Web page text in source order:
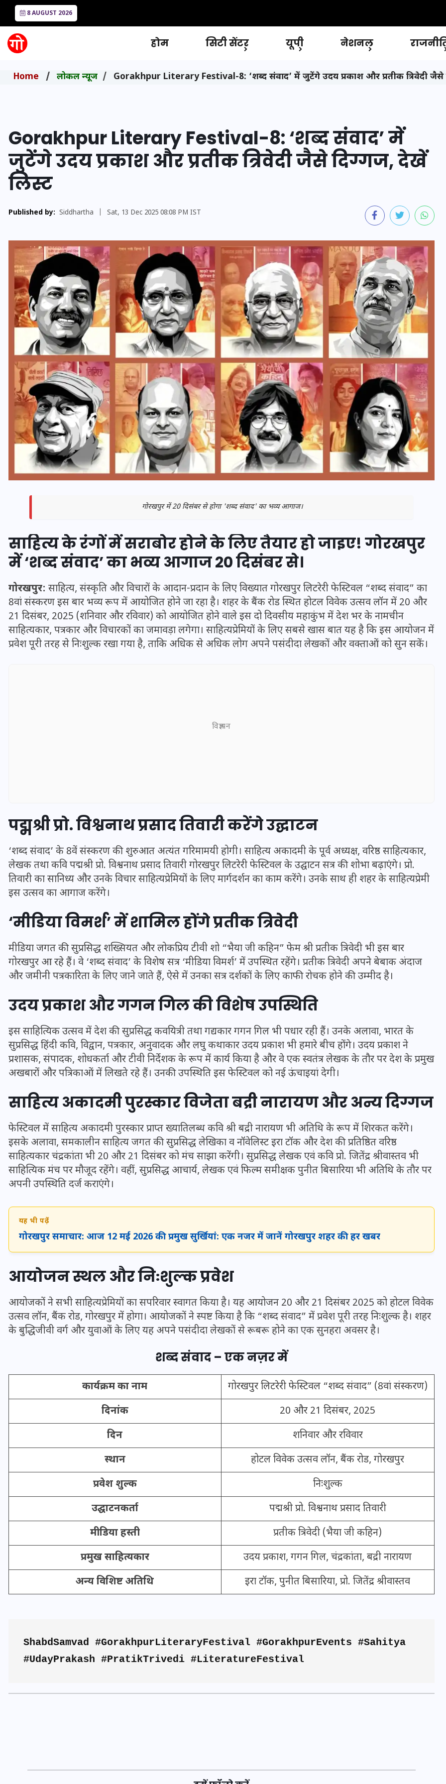
8 AUGUST 2026
होम सिटी सेंटर यूपी नेशनल
Home लोकल न्यूज Gorakhpur Literary Festival-8: ‘शब्द संवाद’ में जुटेंगे उदय प्रकाश और प्रतीक त्रिवेदी जैसे
Gorakhpur Literary Festival-8: ‘शब्द संवाद’ में
जुटेंगे उदय प्रकाश और प्रतीक त्रिवेदी जैसे दिग्गज, देखें
लिस्ट
Published by: Siddhartha Sat, 13 Dec 2025 08:08 PM IST
गोरखपुर में 20 दिसंबर से होगा 'शब्द संवाद' का भव्य आगाज।
साहित्य के रंगों में सराबोर होने के लिए तैयार हो जाइए! गोरखपुर
में ‘शब्द संवाद’ का भव्य आगाज 20 दिसंबर से।
गोरखपुर: साहित्य, संस्कृति और विचारों के आदान-प्रदान के लिए विख्यात गोरखपुर लिटरेरी फेस्टिवल “शब्द संवाद” का
8वां संस्करण इस बार भव्य रूप में आयोजित होने जा रहा है। शहर के बैंक रोड स्थित होटल विवेक उत्सव लॉन में 20 और
21 दिसंबर, 2025 (शनिवार और रविवार) को आयोजित होने वाले इस दो दिवसीय महाकुंभ में देश भर के नामचीन
साहित्यकार, पत्रकार और विचारकों का जमावड़ा लगेगा। साहित्यप्रेमियों के लिए सबसे खास बात यह है कि इस आयोजन में
प्रवेश पूरी तरह से निःशुल्क रखा गया है, ताकि अधिक से अधिक लोग अपने पसंदीदा लेखकों और वक्ताओं को सुन सकें।
विज्ञापन
पद्मश्री प्रो. विश्वनाथ प्रसाद तिवारी करेंगे उद्घाटन
‘शब्द संवाद’ के 8वें संस्करण की शुरुआत अत्यंत गरिमामयी होगी। साहित्य अकादमी के पूर्व अध्यक्ष, वरिष्ठ साहित्यकार,
लेखक तथा कवि पद्मश्री प्रो. विश्वनाथ प्रसाद तिवारी गोरखपुर लिटरेरी फेस्टिवल के उद्घाटन सत्र की शोभा बढ़ाएंगे। प्रो.
तिवारी का सानिध्य और उनके विचार साहित्यप्रेमियों के लिए मार्गदर्शन का काम करेंगे। उनके साथ ही शहर के साहित्यप्रेमी
इस उत्सव का आगाज करेंगे।
‘मीडिया विमर्श’ में शामिल होंगे प्रतीक त्रिवेदी
मीडिया जगत की सुप्रसिद्ध शख्सियत और लोकप्रिय टीवी शो “भैया जी कहिन” फेम श्री प्रतीक त्रिवेदी भी इस बार
गोरखपुर आ रहे हैं। वे ‘शब्द संवाद’ के विशेष सत्र ‘मीडिया विमर्श’ में उपस्थित रहेंगे। प्रतीक त्रिवेदी अपने बेबाक अंदाज
और जमीनी पत्रकारिता के लिए जाने जाते हैं, ऐसे में उनका सत्र दर्शकों के लिए काफी रोचक होने की उम्मीद है।
उदय प्रकाश और गगन गिल की विशेष उपस्थिति
इस साहित्यिक उत्सव में देश की सुप्रसिद्ध कवयित्री तथा गद्यकार गगन गिल भी पधार रही हैं। उनके अलावा, भारत के
सुप्रसिद्ध हिंदी कवि, विद्वान, पत्रकार, अनुवादक और लघु कथाकार उदय प्रकाश भी हमारे बीच होंगे। उदय प्रकाश ने
प्रशासक, संपादक, शोधकर्ता और टीवी निर्देशक के रूप में कार्य किया है और वे एक स्वतंत्र लेखक के तौर पर देश के प्रमुख
अखबारों और पत्रिकाओं में लिखते रहे हैं। उनकी उपस्थिति इस फेस्टिवल को नई ऊंचाइयां देगी।
साहित्य अकादमी पुरस्कार विजेता बद्री नारायण और अन्य दिग्गज
फेस्टिवल में साहित्य अकादमी पुरस्कार प्राप्त ख्यातिलब्ध कवि श्री बद्री नारायण भी अतिथि के रूप में शिरकत करेंगे।
इसके अलावा, समकालीन साहित्य जगत की सुप्रसिद्ध लेखिका व नॉवेलिस्ट इरा टॉक और देश की प्रतिष्ठित वरिष्ठ
साहित्यकार चंद्रकांता भी 20 और 21 दिसंबर को मंच साझा करेंगी। सुप्रसिद्ध लेखक एवं कवि प्रो. जितेंद्र श्रीवास्तव भी
साहित्यिक मंच पर मौजूद रहेंगे। वहीं, सुप्रसिद्ध आचार्य, लेखक एवं फिल्म समीक्षक पुनीत बिसारिया भी अतिथि के तौर पर
अपनी उपस्थिति दर्ज कराएंगे।
यह भी पढ़ें
गोरखपुर समाचार: आज 12 मई 2026 की प्रमुख सुर्खियां: एक नजर में जानें गोरखपुर शहर की हर खबर
आयोजन स्थल और निःशुल्क प्रवेश
आयोजकों ने सभी साहित्यप्रेमियों का सपरिवार स्वागत किया है। यह आयोजन 20 और 21 दिसंबर 2025 को होटल विवेक
उत्सव लॉन, बैंक रोड, गोरखपुर में होगा। आयोजकों ने स्पष्ट किया है कि “शब्द संवाद” में प्रवेश पूरी तरह निःशुल्क है। शहर
के बुद्धिजीवी वर्ग और युवाओं के लिए यह अपने पसंदीदा लेखकों से रूबरू होने का एक सुनहरा अवसर है।
शब्द संवाद – एक नज़र में
कार्यक्रम का नाम
गोरखपुर लिटरेरी फेस्टिवल “शब्द संवाद” (8वां संस्करण)
दिनांक
20 और 21 दिसंबर, 2025
दिन
शनिवार और रविवार
स्थान
होटल विवेक उत्सव लॉन, बैंक रोड, गोरखपुर
प्रवेश शुल्क
निःशुल्क
उद्घाटनकर्ता
पद्मश्री प्रो. विश्वनाथ प्रसाद तिवारी
मीडिया हस्ती
प्रतीक त्रिवेदी (भैया जी कहिन)
प्रमुख साहित्यकार
उदय प्रकाश, गगन गिल, चंद्रकांता, बद्री नारायण
अन्य विशिष्ट अतिथि
इरा टॉक, पुनीत बिसारिया, प्रो. जितेंद्र श्रीवास्तव
ShabdSamvad #GorakhpurLiteraryFestival #GorakhpurEvents #Sahitya
#UdayPrakash #PratikTrivedi #LiteratureFestival
यूपी लेखपाल भर्ती: ओबीसी को
मिली बड़ी राहत, 2158 पदों पर
बंपर वैकेंसी, जनरल कोटे में भारी
कटौती
29 दिसम्बर 2025
वोटर लिस्ट पुनरीक्षण कार्यक्रम में
हुआ बदलाव, देखें नई तारीखों की
पूरी लिस्ट
30 दिसम्बर 2025
भारत में स्टारलिंक की लैंडिंग में
अड़चन: डेटा सिक्योरिटी और
स्पेक्ट्रम की कीमत पर फंसा पेंच,
आया बड़ा अपडेट
भारत में स्टारलिंक की लैंडिंग में
अड़चन: डेटा सिक्योरिटी और
स्पेक्ट्रम की कीमत पर फंसा पेंच,
आया बड़ा अपडेट
UPSSSC Lekhpal Recruitment
2025: यूपी में लेखपाल के पदों
पर बंपर भर्ती का विज्ञापन जारी,
जानें कब से शुरू होंगे आवेदन
UPSSSC Lekhpal Recruitment
2025: यूपी में लेखपाल के पदों
पर बंपर भर्ती का विज्ञापन जारी,
जानें कब से शुरू होंगे आवेदन
जिस कमरे में बिना बिजली-पंखे
के बीते 4 साल, उसे देख भावुक
हुए बृजभूषण सिंह, कहा-यहीं
तपकर बना सोना
20 जनवरी 2026
जिस कमरे में बिना बिजली-पंखे
के बीते 4 साल, उसे देख भावुक
हुए बृजभूषण सिंह, कहा-यहीं
तपकर बना सोना
20 जनवरी 2026
इस सप्ताह का राशिफल: जानिए
क्या कहते हैं आपके सितारे (25
अगस्त से 31 अगस्त)
24 अगस्त 2025
इस सप्ताह का राशिफल: जानिए
क्या कहते हैं आपके सितारे (25
अगस्त से 31 अगस्त)
24 अगस्त 2025
मन के हारे हार है!
19 सितम्बर 2024
मन के हारे हार है!